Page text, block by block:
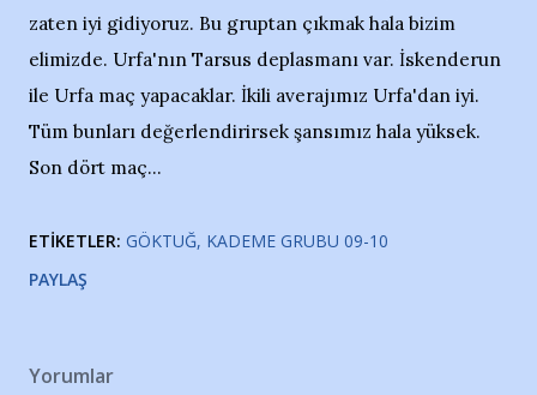
zaten iyi gidiyoruz. Bu gruptan çıkmak hala bizim
elimizde. Urfa'nın Tarsus deplasmanı var. İskenderun
ile Urfa maç yapacaklar. İkili averajımız Urfa'dan iyi.
Tüm bunları değerlendirirsek şansımız hala yüksek.
Son dört maç...
ETIKETLER: GÖKTUĞ KADEME GRUBU 09-10
PAYLAŞ
Yorumlar